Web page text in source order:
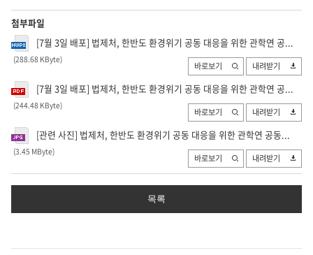
첨부파일
[7월 3일 배포] 법제처, 한반도 환경위기 공동 대응을 위한 관학연 공...
(288.68 KByte)
바로보기 내려받기
[7월 3일 배포] 법제처, 한반도 환경위기 공동 대응을 위한 관학연 공...
(244.48 KByte)
바로보기 내려받기
[관련 사진] 법제처, 한반도 환경위기 공동 대응을 위한 관학연 공동...
(3.45 MByte)
바로보기 내려받기
목록